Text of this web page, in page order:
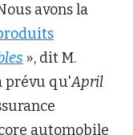
avons la
», dit M.
prévu qu'April
automobile